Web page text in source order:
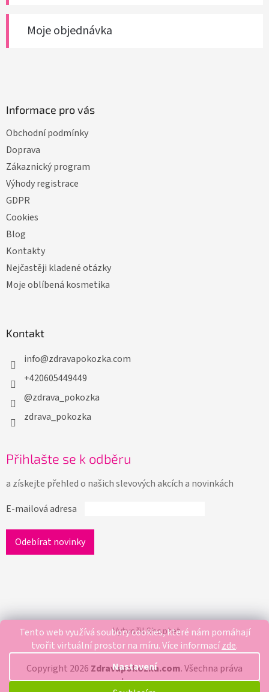
Tento web využívá soubory cookies, které nám pomáhají
tvořit virtuální prostor na míru.Více informacízde.
Nastavení
Moje objednávka
Informace pro vás
Obchodní podmínky
Doprava
Zákaznický program
Výhody registrace
GDPR
Cookies
Blog
Kontakty
Nejčastěji kladené otázky
Moje oblíbená kosmetika
Kontakt
info@zdravapokozka.com
+420605449449
@zdrava_pokozka
zdrava_pokozka
Přihlašte se k odběru
a získejte přehled o našich slevových akcích a novinkách
E-mailová adresa
Vytvořil Shoptet
Copyright 2026 Zdravapokozka.com. Všechna práva
vyhrazena.